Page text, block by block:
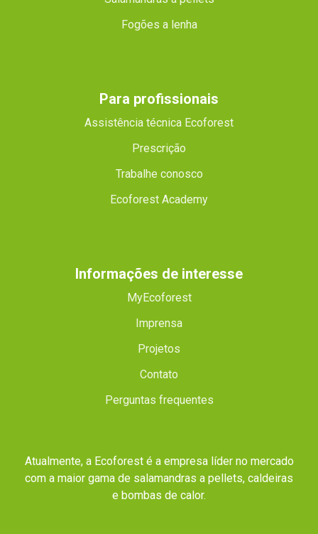
Fogões a lenha
Para profissionais
Assistência técnica Ecoforest
Prescrição
Trabalhe conosco
Ecoforest Academy
Informações de interesse
MyEcoforest
Imprensa
Projetos
Contato
Perguntas frequentes
Atualmente, a Ecoforest é a empresa líder no mercado
com a maior gama de salamandras a pellets, caldeiras
e bombas de calor.